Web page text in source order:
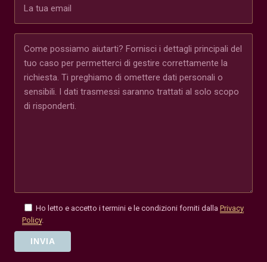
Ho letto e accetto i termini e le condizioni forniti dalla Privacy
Policy.